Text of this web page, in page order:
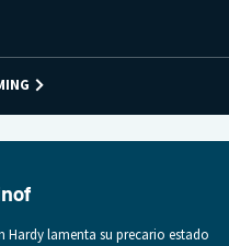
Hardy lamenta su precario estado